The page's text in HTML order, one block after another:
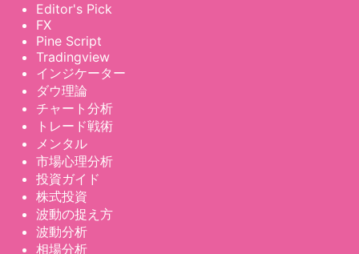
Editor's Pick
FX
Pine Script
Tradingview
インジケーター
ダウ理論
チャート分析
トレード戦術
メンタル
市場心理分析
投資ガイド
株式投資
波動の捉え方
波動分析
相場分析